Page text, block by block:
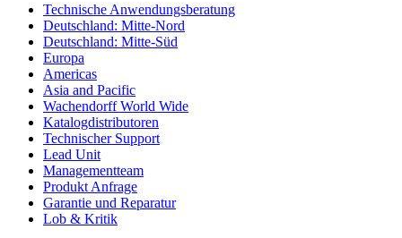
Technische Anwendungsberatung
Deutschland: Mitte-Nord
Deutschland: Mitte-Süd
Europa
Americas
Asia and Pacific
Wachendorff World Wide
Katalogdistributoren
Technischer Support
Lead Unit
Managementteam
Produkt Anfrage
Garantie und Reparatur
Lob & Kritik